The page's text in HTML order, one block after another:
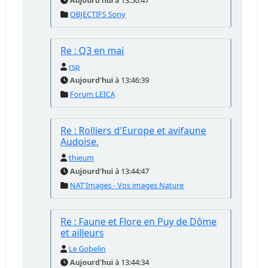
OBJECTIFS Sony
Re : Q3 en mai
rsp
Aujourd'hui à 13:46:39
Forum LEICA
Re : Rolliers d'Europe et avifaune
Audoise.
thieum
Aujourd'hui à 13:44:47
NAT'Images - Vos images Nature
Re : Faune et Flore en Puy de Dôme
et ailleurs
Le Gobelin
Aujourd'hui à 13:44:34